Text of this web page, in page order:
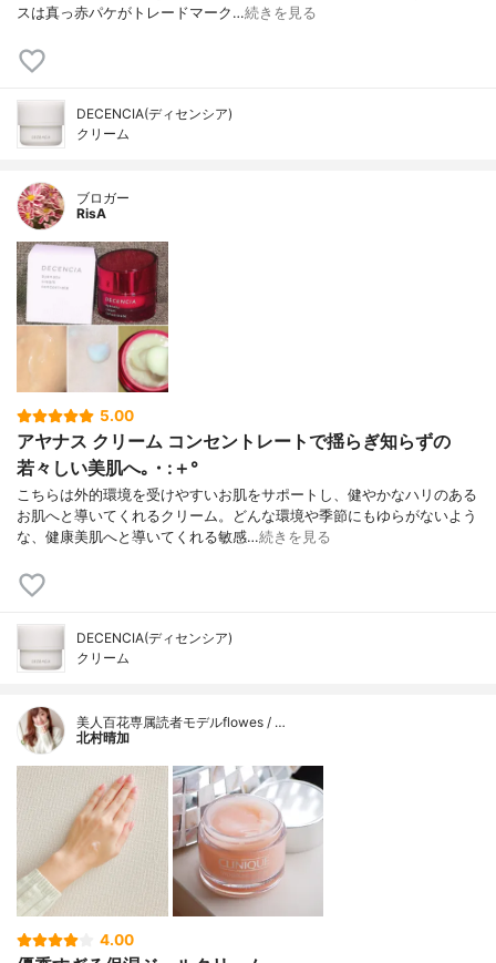
スは真っ赤パケがトレードマーク…続きを見る
DECENCIA(ディセンシア)
クリーム
ブロガー
RisA
5.00
アヤナス クリーム コンセントレートで揺らぎ知らずの
若々しい美肌へ｡・:＋°
こちらは外的環境を受けやすいお肌をサポートし、健やかなハリのある
お肌へと導いてくれるクリーム。どんな環境や季節にもゆらがないよう
な、健康美肌へと導いてくれる敏感…続きを見る
DECENCIA(ディセンシア)
クリーム
美人百花専属読者モデルflowes / …
北村晴加
4.00